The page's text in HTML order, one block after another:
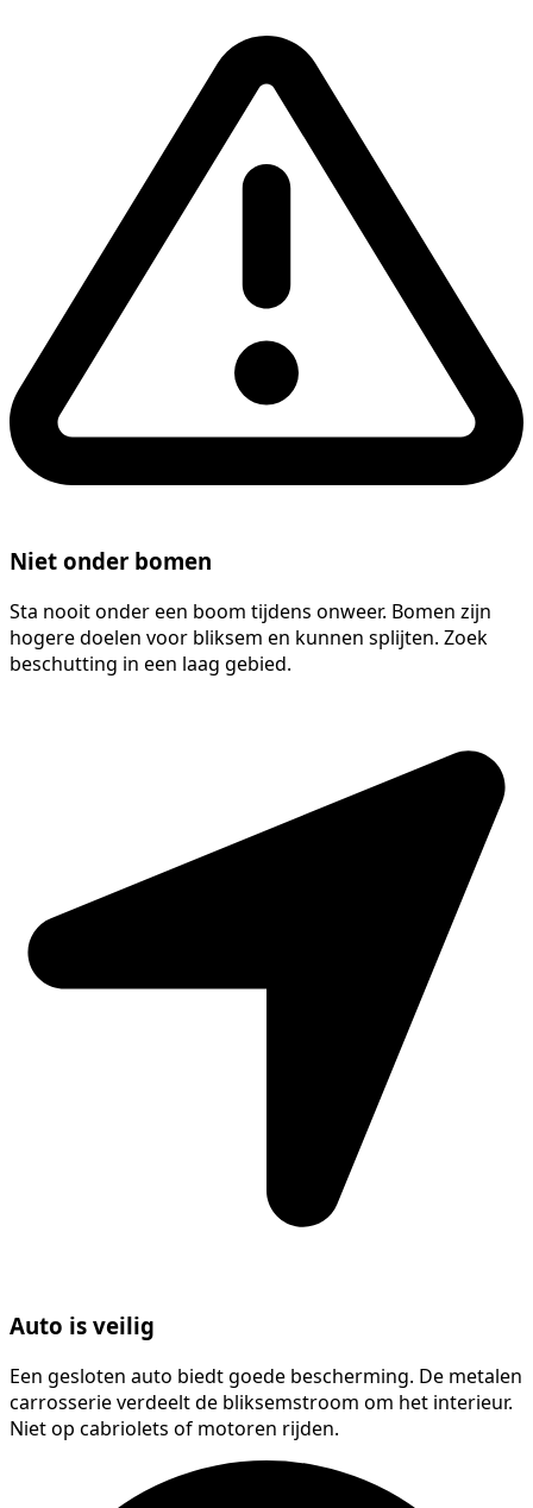
Niet onder bomen
Sta nooit onder een boom tijdens onweer. Bomen zijn
hogere doelen voor bliksem en kunnen splijten. Zoek
beschutting in een laag gebied.
Auto is veilig
Een gesloten auto biedt goede bescherming. De metalen
carrosserie verdeelt de bliksemstroom om het interieur.
Niet op cabriolets of motoren rijden.